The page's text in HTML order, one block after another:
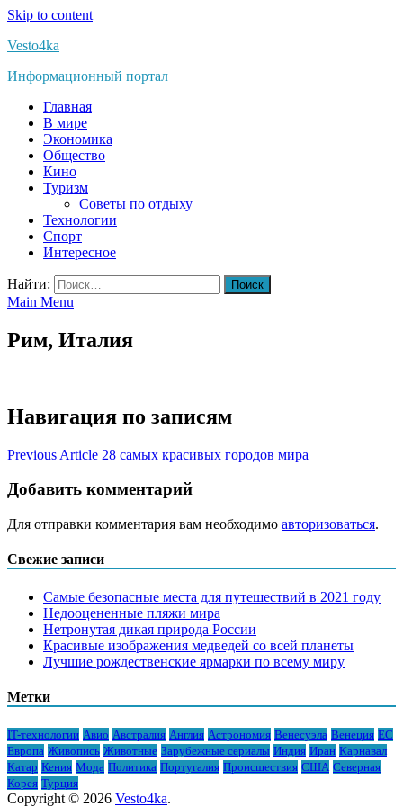
Skip to content
Vesto4ka
Информационный портал
Главная
В мире
Экономика
Общество
Кино
Туризм
Советы по отдыху
Технологии
Спорт
Интересное
Найти:
Main Menu
Рим, Италия
Навигация по записям
Previous Article 28 самых красивых городов мира
Добавить комментарий
Для отправки комментария вам необходимо авторизоваться.
Свежие записи
Самые безопасные места для путешествий в 2021 году
Недооцененные пляжи мира
Нетронутая дикая природа России
Красивые изображения медведей со всей планеты
Лучшие рождественские ярмарки по всему миру
Метки
IT-технологии Авио Австралия Англия Астрономия Венесуэла Венеция ЕС
Европа Живопись Животные Зарубежные сериалы Индия Иран Карнавал
Катар Кения Мода Политика Португалия Происшествия США Северная
Корея Турция
Copyright © 2026 Vesto4ka.